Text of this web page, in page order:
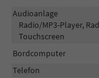
Audioanlage
Radio/MP3-Player,
Touchscreen
Bordcomputer
Telefon